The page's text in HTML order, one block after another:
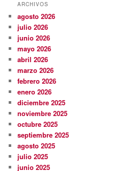
ARCHIVOS
agosto 2026
julio 2026
junio 2026
mayo 2026
abril 2026
marzo 2026
febrero 2026
enero 2026
diciembre 2025
noviembre 2025
octubre 2025
septiembre 2025
agosto 2025
julio 2025
junio 2025